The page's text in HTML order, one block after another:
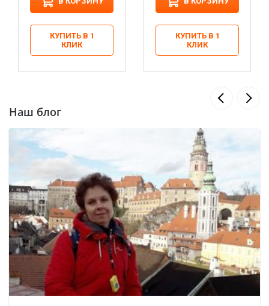
КУПИТЬ В 1
КЛИК
КУПИТЬ В 1
КЛИК
Наш блог